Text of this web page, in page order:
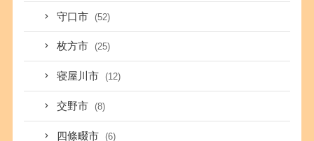
守口市 (52)
枚方市 (25)
寝屋川市 (12)
交野市 (8)
四條畷市 (6)